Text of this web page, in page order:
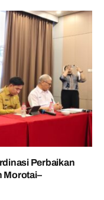
Perbaikan
Morotai–